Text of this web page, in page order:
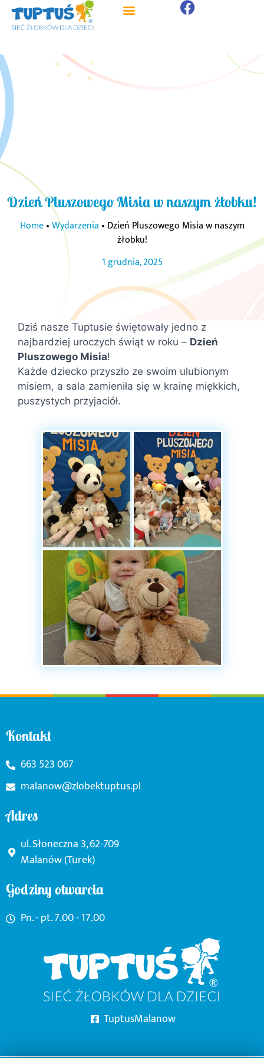
Dzień Pluszowego Misia w naszym żłobku!
Home•Wydarzenia • Dzień Pluszowego Misia w naszym
żłobku!
1 grudnia, 2025
Dziś nasze Tuptusie świętowały jedno z
najbardziej uroczych świąt w roku – Dzień
Pluszowego Misia!
Każde dziecko przyszło ze swoim ulubionym
misiem, a sala zamieniła się w krainę miękkich,
puszystych przyjaciół.
Kontakt
663 523 067
malanow@zlobektuptus.pl
Adres
ul. Słoneczna 3, 62-709
Malanów (Turek)
Godziny otwarcia
Pn. - pt. 7.00 - 17.00
TuptusMalanow